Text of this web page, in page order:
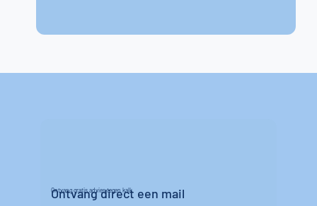
Ontvang gratis advies tegen kalk
Ontvang direct een mail